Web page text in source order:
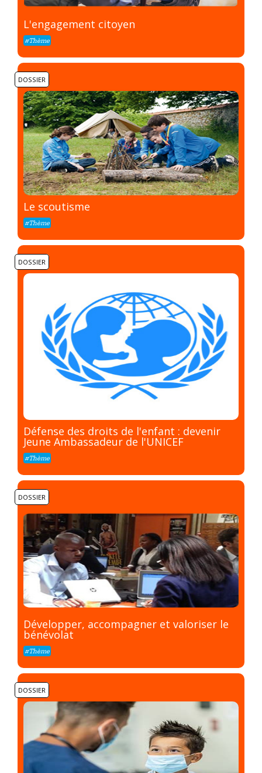
L'engagement citoyen
#Thème
DOSSIER
Le scoutisme
#Thème
DOSSIER
Défense des droits de l'enfant : devenir
Jeune Ambassadeur de l'UNICEF
#Thème
DOSSIER
Développer, accompagner et valoriser le
bénévolat
#Thème
DOSSIER